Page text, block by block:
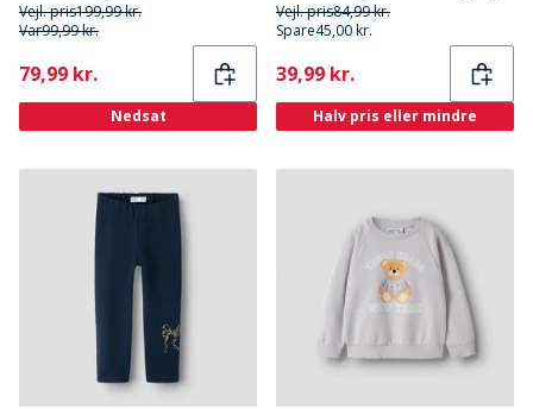
Vejl. pris199,99 kr.
Var99,99 kr.
Current
79,99 kr.
Nedsat
Vejl. pris84,99 kr.
Spare45,00 kr.
Current
39,99 kr.
Halv pris eller mindre